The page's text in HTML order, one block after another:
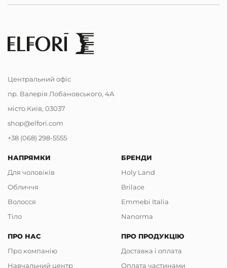
Центральний офіс
пр. Валерія Лобановського, 4А
місто Київ, 03037
shop@elfori.com
+38 (068) 298-5555
НАПРЯМКИ
Для чоловіків
Обличчя
Волосся
Тіло
БРЕНДИ
Holy Land
Brilace
Emmebi Italia
Nanorma
ПРО НАС
Про компанію
Навчальний центр
ПРО ПРОДУКЦІЮ
Доставка і оплата
Оплата частинами